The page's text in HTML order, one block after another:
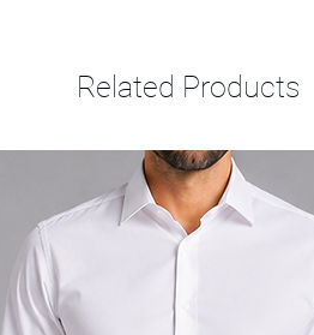
Related Products